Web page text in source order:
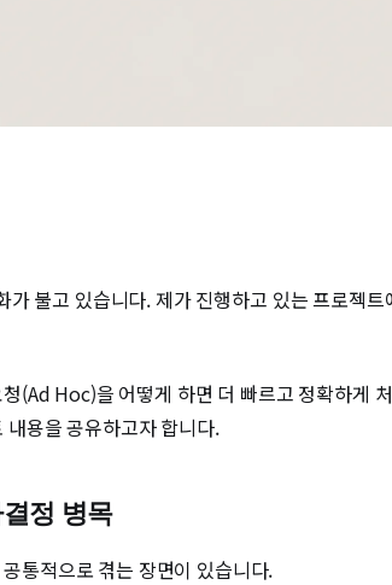
불고 있습니다. 제가 진행하고 있는 프로젝
(Ad Hoc)을 어떻게 하면 더 빠르고 정확하게
용을 공유하고자 합니다.
정 병목
통적으로 겪는 장면이 있습니다.